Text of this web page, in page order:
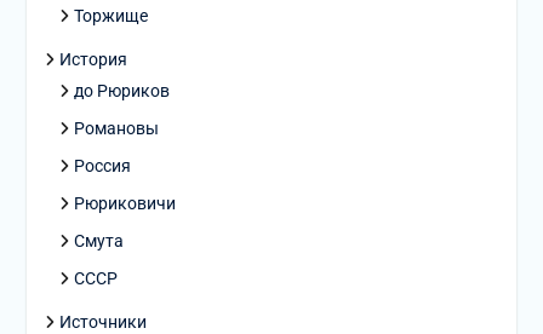
Торжище
История
до Рюриков
Романовы
Россия
Рюриковичи
Смута
СССР
Источники